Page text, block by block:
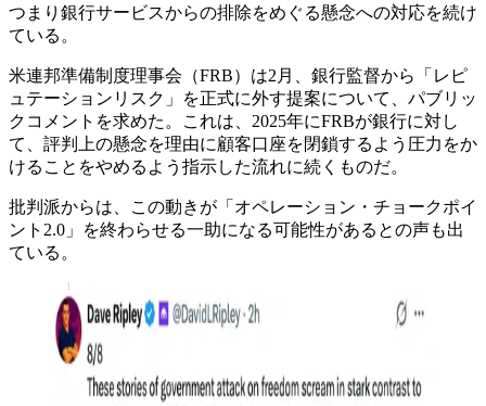
つまり銀行サービスからの排除をめぐる懸念への対応を続け
ている。
米連邦準備制度理事会（FRB）は2月、銀行監督から「レピ
ュテーションリスク」を正式に外す提案について、パブリッ
クコメントを求めた。これは、2025年にFRBが銀行に対し
て、評判上の懸念を理由に顧客口座を閉鎖するよう圧力をか
けることをやめるよう指示した流れに続くものだ。
批判派からは、この動きが「オペレーション・チョークポイ
ント2.0」を終わらせる一助になる可能性があるとの声も出
ている。